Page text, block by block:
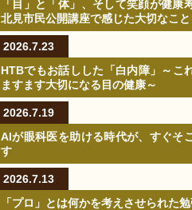
「目」と「体」、そして笑顔が健康
北見市民公開講座で感じた大切なこと
2026.7.23
HTBでもお話しした「白内障」～こ
ますます大切になる目の健康～
2026.7.19
AIが眼科医を助ける時代が、すぐそ
す
2026.7.13
「プロ」とは何かを考えさせられた